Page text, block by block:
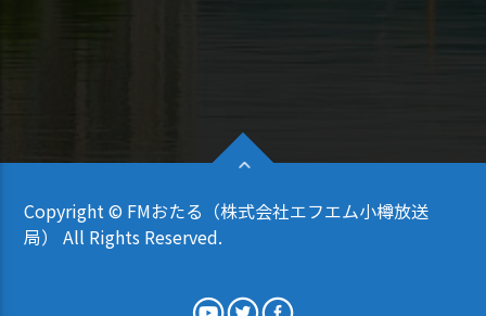
Copyright © FMおたる（株式会社エフエム小樽放送
局） All Rights Reserved.